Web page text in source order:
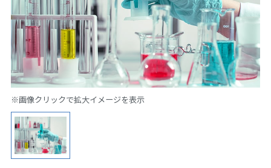
※画像クリックで拡大イメージを表示